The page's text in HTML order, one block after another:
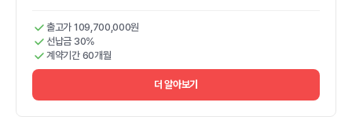
출고가 109,700,000원
선납금 30%
계약기간 60개월
더 알아보기